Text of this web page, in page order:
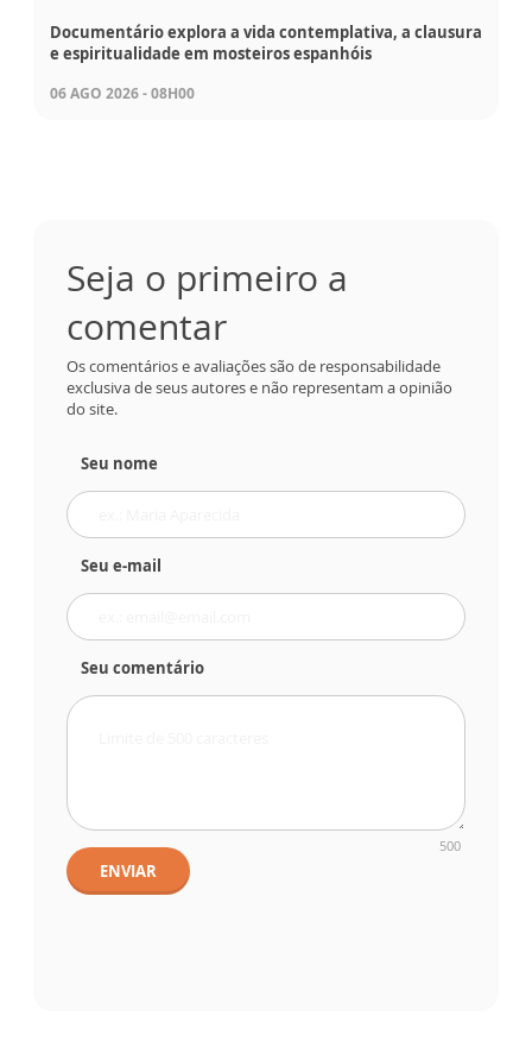
Documentário explora a vida contemplativa, a clausura
e espiritualidade em mosteiros espanhóis
06 AGO 2026 - 08H00
Seja o primeiro a
comentar
Os comentários e avaliações são de responsabilidade
exclusiva de seus autores e não representam a opinião
do site.
Seu nome
Seu e-mail
Seu comentário
500
ENVIAR